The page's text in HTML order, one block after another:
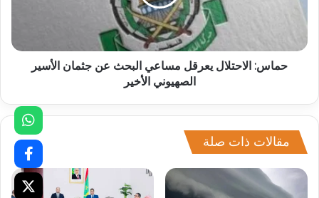
حماس: الاحتلال يعرقل مساعي البحث عن جثمان الأسير
الصهيوني الأخير
مقالات ذات صلة